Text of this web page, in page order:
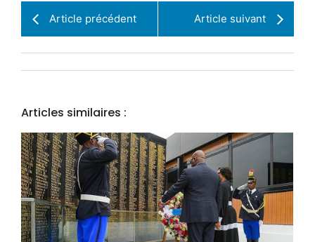
Article précédent Article suivant
Articles similaires :